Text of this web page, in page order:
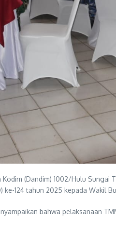
Kodim (Dandim) 1002/Hulu
ke-124 tahun 2025 kepada Wakil
bahwa pelaksanaan